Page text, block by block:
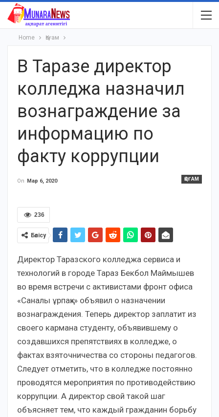
Home Қоғам
В Таразе директор
колледжа назначил
вознаграждение за
информацию по
факту коррупции
ҚОҒАМ
On Мар 6, 2020
236
Бөлісу
Директор Таразского колледжа сервиса и
технологий в городе Тараз Бекбол Маймышев
во время встречи с активистами фронт офиса
«Саналы ұрпақ»» объявил о назначении
вознаграждения. Теперь директор заплатит из
своего кармана студенту, объявившему о
создавшихся препятствиях в колледже, о
фактах взяточничества со стороны педагогов.
Следует отметить, что в колледже постоянно
проводятся мероприятия по противодействию
коррупции. А директор свой такой шаг
объясняет тем, что каждый гражданин борьбу